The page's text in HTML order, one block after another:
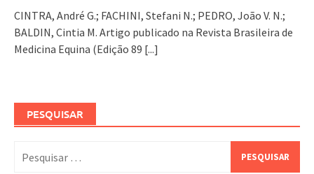
CINTRA, André G.; FACHINI, Stefani N.; PEDRO, João V. N.;
BALDIN, Cintia M. Artigo publicado na Revista Brasileira de
Medicina Equina (Edição 89 [...]
PESQUISAR
por: